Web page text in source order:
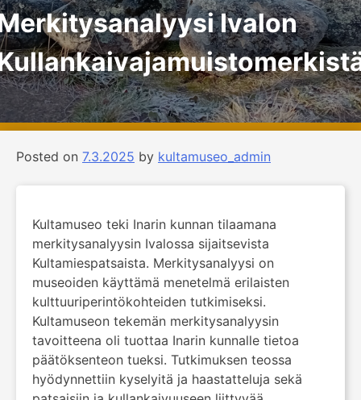
Ivalon
Posted on 7.3.2025 by kultamuseo_admin
Kultamuseo teki Inarin kunnan tilaamana
merkitysanalyysin Ivalossa sijaitsevista
Kultamiespatsaista. Merkitysanalyysi on
museoiden käyttämä menetelmä erilaisten
kulttuuriperintökohteiden tutkimiseksi.
Kultamuseon tekemän merkitysanalyysin
tavoitteena oli tuottaa Inarin kunnalle tietoa
päätöksenteon tueksi. Tutkimuksen teossa
hyödynnettiin kyselyitä ja haastatteluja sekä